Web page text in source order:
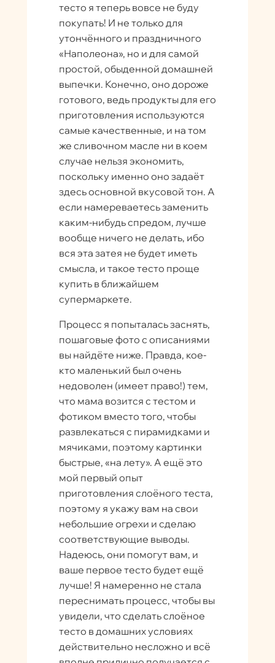
тесто я теперь вовсе не буду
покупать! И не только для
утончённого и праздничного
«Наполеона», но и для самой
простой, обыденной домашней
выпечки. Конечно, оно дороже
готового, ведь продукты для его
приготовления используются
самые качественные, и на том
же сливочном масле ни в коем
случае нельзя экономить,
поскольку именно оно задаёт
здесь основной вкусовой тон. А
если намереваетесь заменить
каким-нибудь спредом, лучше
вообще ничего не делать, ибо
вся эта затея не будет иметь
смысла, и такое тесто проще
купить в ближайшем
супермаркете.
Процесс я попыталась заснять,
пошаговые фото с описаниями
вы найдёте ниже. Правда, кое-
кто маленький был очень
недоволен (имеет право!) тем,
что мама возится с тестом и
фотиком вместо того, чтобы
развлекаться с пирамидками и
мячиками, поэтому картинки
быстрые, «на лету». А ещё это
мой первый опыт
приготовления слоёного теста,
поэтому я укажу вам на свои
небольшие огрехи и сделаю
соответствующие выводы.
Надеюсь, они помогут вам, и
ваше первое тесто будет ещё
лучше! Я намеренно не стала
переснимать процесс, чтобы вы
увидели, что сделать слоёное
тесто в домашних условиях
действительно несложно и всё